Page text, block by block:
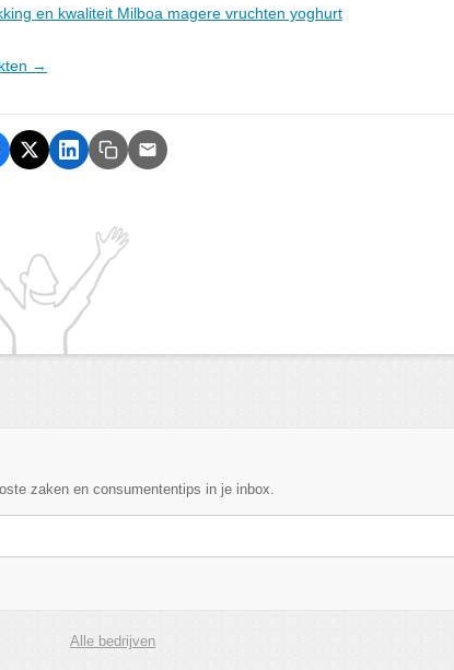
en kwaliteit Milboa magere vruchten yoghurt
→
zaken en consumententips in je inbox.
Alle bedrijven